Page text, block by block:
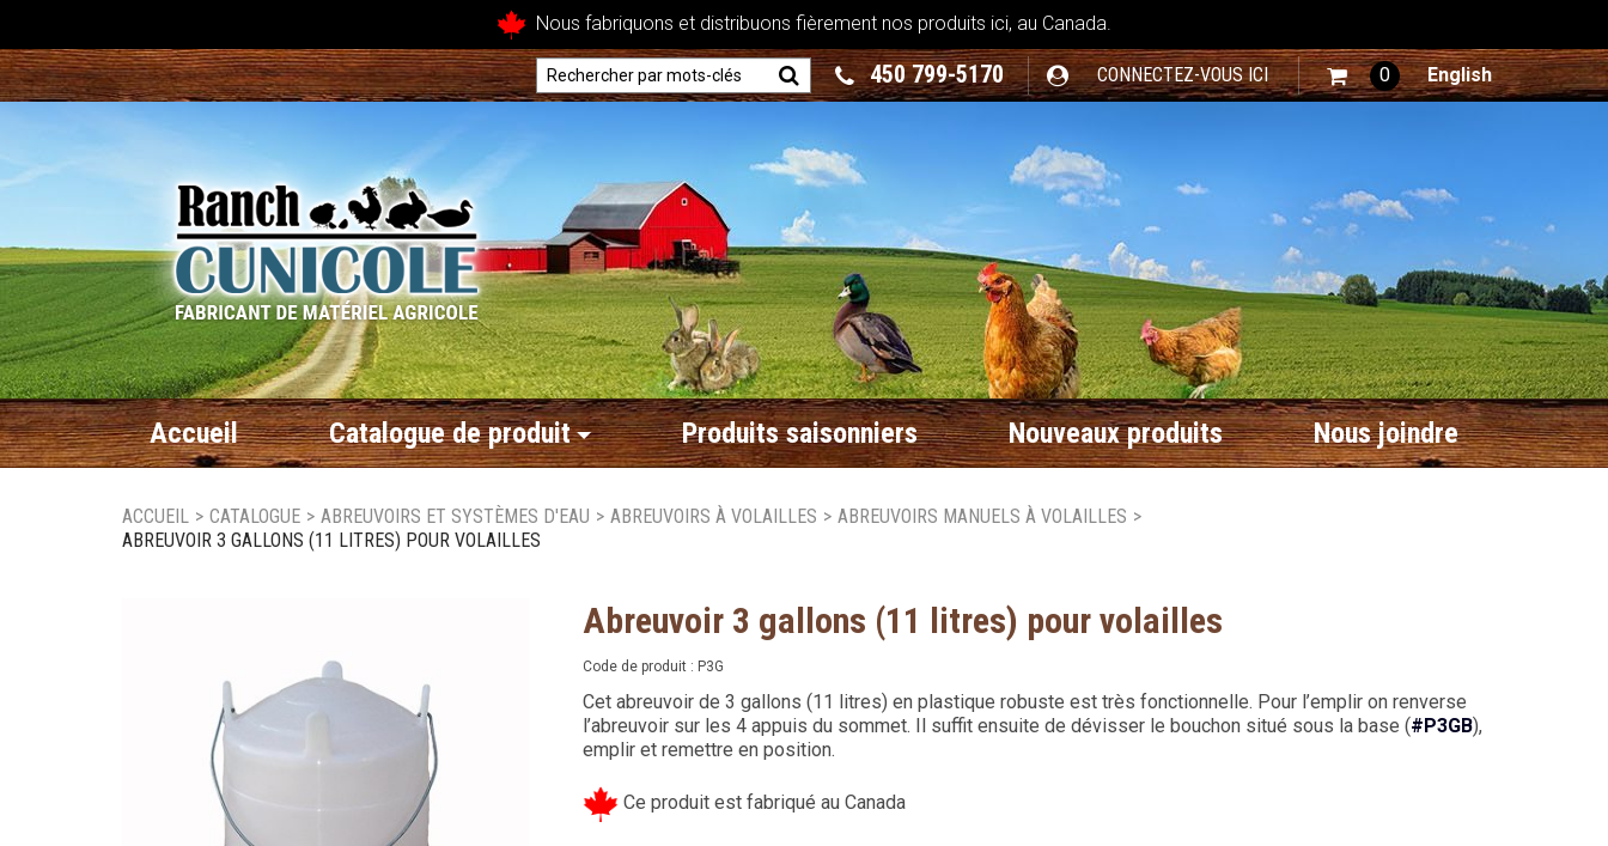
Nous fabriquons et distribuons fièrement nos produits ici, au Canada.
450 799-5170 CONNECTEZ-VOUS ICI 0 English
Accueil Catalogue de produit Produits saisonniers Nouveaux produits Nous joindre
ACCUEIL > CATALOGUE > ABREUVOIRS ET SYSTÈMES D'EAU > ABREUVOIRS À VOLAILLES > ABREUVOIRS MANUELS À VOLAILLES >
ABREUVOIR 3 GALLONS (11 LITRES) POUR VOLAILLES
Abreuvoir 3 gallons (11 litres) pour volailles
Code de produit : P3G
Cet abreuvoir de 3 gallons (11 litres) en plastique robuste est très fonctionnelle. Pour l’emplir on renverse
l’abreuvoir sur les 4 appuis du sommet. Il suffit ensuite de dévisser le bouchon situé sous la base (#P3GB),
emplir et remettre en position.
Ce produit est fabriqué au Canada